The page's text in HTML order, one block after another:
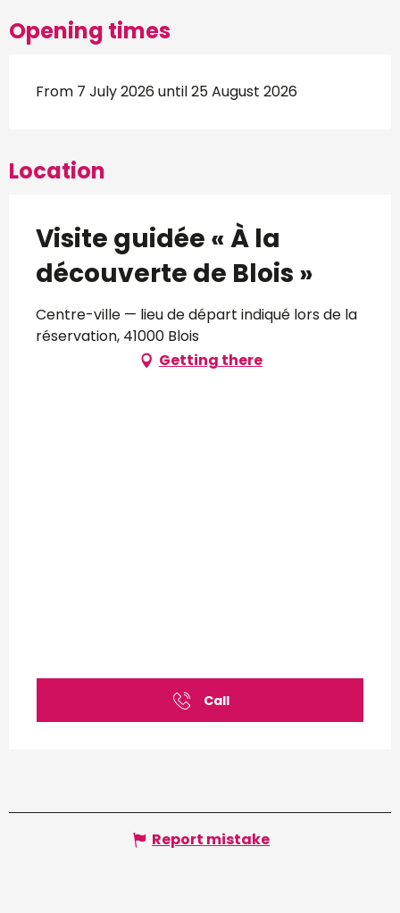
Opening times
From 7 July 2026 until 25 August 2026
Location
Visite guidée « À la
découverte de Blois »
Centre-ville — lieu de départ indiqué lors de la
réservation, 41000 Blois
Getting there
Call
Report mistake